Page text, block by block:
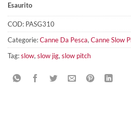
Esaurito
COD: PASG310
Categorie:Canne Da Pesca, Canne Slow
Tag:slow, slow jig, slow pitch